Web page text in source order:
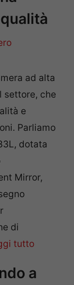
ad alta
settore, che
e
Parliamo
dotata
Mirror,
di
tutto
a